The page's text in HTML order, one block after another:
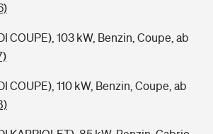
COUPE), 103 kW, Benzin, Coupe, ab
COUPE), 110 kW, Benzin, Coupe, ab